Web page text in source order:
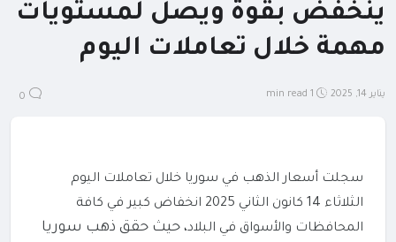
ينخفض بقوة ويصل لمستويات
مهمة خلال تعاملات اليوم
يناير 14, 2025 1 min read
0
سجلت أسعار الذهب في سوريا خلال تعاملات اليوم
الثلاثاء 14 كانون الثاني 2025 انخفاض كبير في كافة
المحافظات والأسواق في البلاد، حيث حقق ذهب سوريا